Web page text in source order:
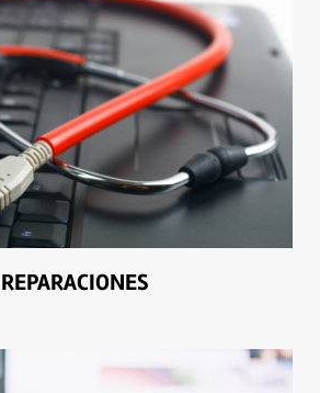
REPARACIONES